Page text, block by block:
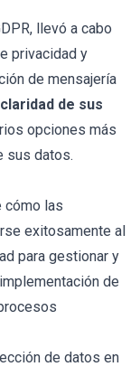
llevó a cabo
privacidad y
de mensajería
de sus
opciones más
sus datos.
cómo las
exitosamente al
para gestionar y
de
de datos en